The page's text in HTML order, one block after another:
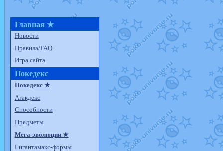
Главная ★
Новости
Правила/FAQ
Игра сайта
Покедекс
Покедекс ★
Атакдекс
Способности
Предметы
Мега-эволюции ★
Гигантамакс-формы